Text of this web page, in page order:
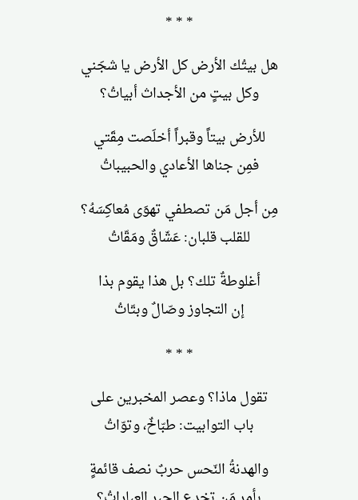
* * *
هل بيتُك الأرض كل الأرض يا شجَني
وكل بيتٍ من الأجداث أبياتُ؟
للأرض بيتاً وقبراً أخلَصت مِقَتي
فمِن جناها الأعادي والحبيباتُ
مِن أجل مَن تصطفي تهوَى مُعاكِسَهُ؟
للقلب قلبان: عَشّاقٌ ومَقّاتُ
أغلوطةٌ تلك؟ بل هذا يقوم بذا
إن التجاوز وصّالٌ وبتّاتُ
* * *
تقول ماذا؟ وعصر المخبرين على
باب التوابيت: طبّاخٌ، وتوّاتُ
والهدنةُ النّحس حربٌ نصف قائمةٍ